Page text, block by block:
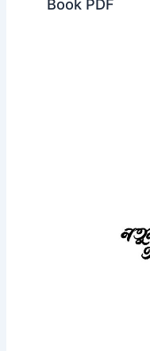
Book PDF